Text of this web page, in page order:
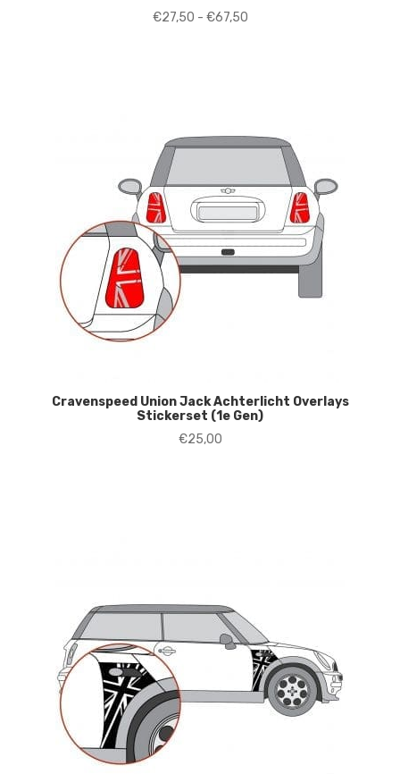
€27,50 - €67,50Prijsklasse:
Cravenspeed Union Jack Achterlicht Overlays
Stickerset (1e Gen)
€25,00